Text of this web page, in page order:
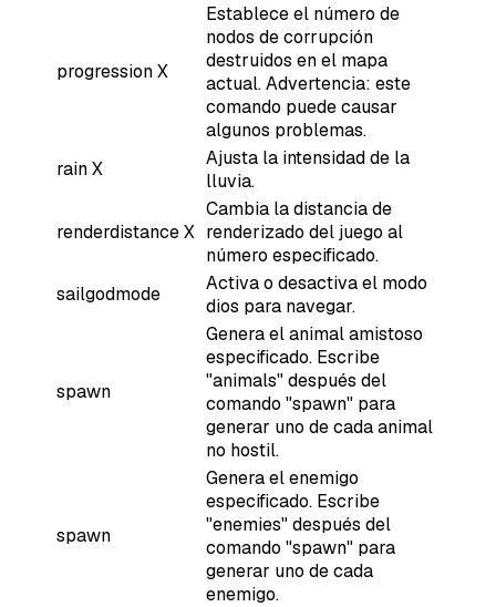
progression X
Establece el número de
nodos de corrupción
destruidos en el mapa
actual. Advertencia: este
comando puede causar
algunos problemas.
rain X
Ajusta la intensidad de la
lluvia.
renderdistance X
Cambia la distancia de
renderizado del juego al
número especificado.
sailgodmode
Activa o desactiva el modo
dios para navegar.
spawn
Genera el animal amistoso
especificado. Escribe
"animals" después del
comando "spawn" para
generar uno de cada animal
no hostil.
spawn
Genera el enemigo
especificado. Escribe
"enemies" después del
comando "spawn" para
generar uno de cada
enemigo.